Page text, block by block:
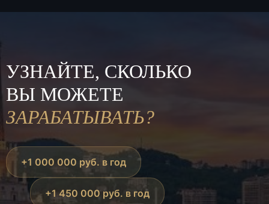
УЗНАЙТЕ, СКОЛЬКО
ВЫ МОЖЕТЕ
ЗАРАБАТЫВАТЬ?
+1 000 000 руб. в год
+1 450 000 руб. в год